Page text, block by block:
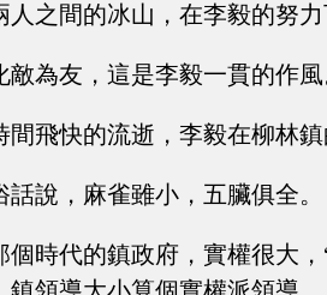
人之間的冰山，在李毅的努
敵為友，這是李毅一貫的作
間飛快的流逝，李毅在柳林
話說，麻雀雖小，五臟俱全。
個時代的鎮政府，實權很大